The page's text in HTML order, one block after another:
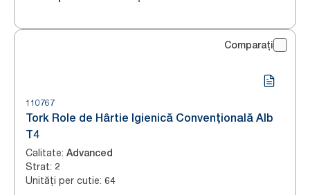
Comparați
110767
Tork Role de Hârtie Igienică Convențională Alb
T4
Calitate: Advanced
Strat: 2
Unități per cutie: 64